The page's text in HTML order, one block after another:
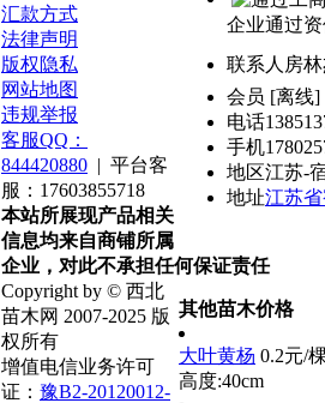
企业通过
联系人 房
会员 [离线]
电话
手机
地区江苏-
地址江苏
其他苗木价格
大叶黄杨 0.2元/
高度:40cm
汇款方式
法律声明
版权隐私
网站地图
违规举报
客服QQ：
844420880 | 平台客
服：17603855718
本站所展现产品相关
信息均来自商铺所属
企业，对此不承担任何保证责任
Copyright by © 西北
苗木网 2007-2025 版
权所有
增值电信业务许可
证： 豫B2-20120012-